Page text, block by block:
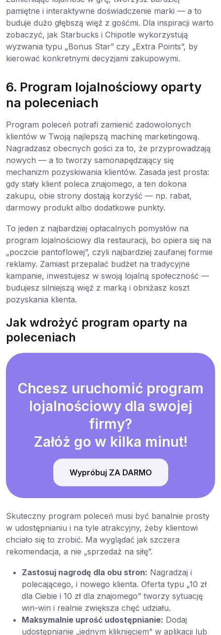
pamiętne i interaktywne doświadczenie marki — a to
buduje dużo głębszą więź z gośćmi. Dla inspiracji warto
zobaczyć, jak Starbucks i Chipotle wykorzystują
wyzwania typu „Bonus Star” czy „Extra Points”, by
kierować konkretnymi decyzjami zakupowymi.
6. Program lojalnościowy oparty
na poleceniach
Program poleceń potrafi zamienić zadowolonych
klientów w Twoją najlepszą machinę marketingową.
Nagradzasz obecnych gości za to, że przyprowadzają
nowych — a to tworzy samonapędzający się
mechanizm pozyskiwania klientów. Zasada jest prosta:
gdy stały klient poleca znajomego, a ten dokona
zakupu, obie strony dostają korzyść — np. rabat,
darmowy produkt albo dodatkowe punkty.
To jeden z najbardziej opłacalnych pomysłów na
program lojalnościowy dla restauracji, bo opiera się na
„poczcie pantoflowej”, czyli najbardziej zaufanej formie
reklamy. Zamiast przepalać budżet na tradycyjne
kampanie, inwestujesz w swoją lojalną społeczność —
budujesz silniejszą więź z marką i obniżasz koszt
pozyskania klienta.
Jak wdrożyć program oparty na
poleceniach
Chcesz uruchomić program
lojalnościowy dla swojej
firmy?
Załóż go w kilka minut!
Wypróbuj ZA DARMO
Skuteczny program poleceń musi być banalnie prosty
w udostępnianiu i na tyle atrakcyjny, żeby klientowi
chciało się to zrobić. Ma wyglądać jak szczera
rekomendacja, a nie „sprzedaż na siłę”.
Zastosuj nagrodę dla obu stron: Nagradzaj i
polecającego, i nowego klienta. Oferta typu „10 zł
dla Ciebie i 10 zł dla znajomego” tworzy sytuację
win-win i realnie zwiększa chęć udziału.
Maksymalnie uprość udostępnianie: Dodaj
udostępnianie „jednym kliknięciem” w aplikacji lub